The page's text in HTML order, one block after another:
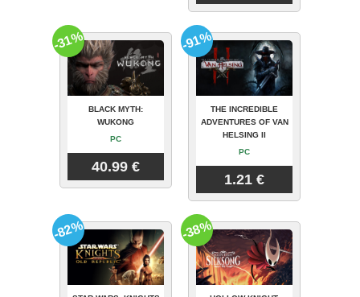
BLACK MYTH:
WUKONG
PC
40.99 €
-31%
THE INCREDIBLE
ADVENTURES OF VAN
HELSING II
PC
1.21 €
-91%
-82% -38%